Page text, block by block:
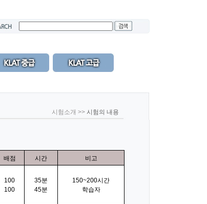
시험소개 >> 시험의 내용
배점 시간 비고
100
100
35분
45분
150~200시간
학습자